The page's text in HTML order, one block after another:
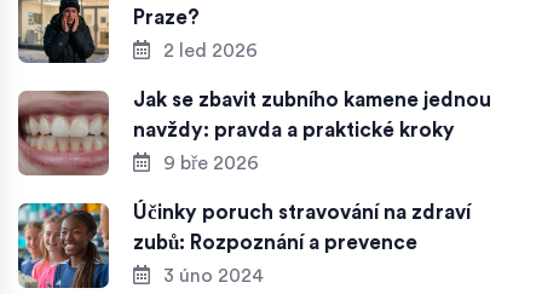
Praze?
2 led 2026
Jak se zbavit zubního kamene jednou
navždy: pravda a praktické kroky
9 bře 2026
Účinky poruch stravování na zdraví
zubů: Rozpoznání a prevence
3 úno 2024